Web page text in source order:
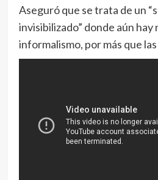
Aseguró que se trata de un
invisibilizado” donde aún hay
informalismo, por más que